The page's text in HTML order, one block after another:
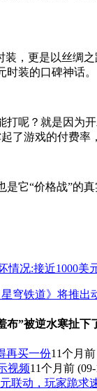
装，更是以丝绸
装的口碑神话。
打呢？就是因为
了游戏的付费
是它“价格战”的
情况:接近1000美
穹铁道》将推出
布”被逆水寒扯下
再买一份11个月前
视频11个月前
联动，玩家跪求